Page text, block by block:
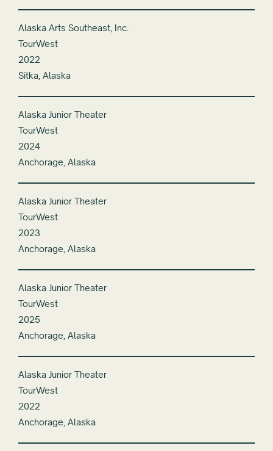
Alaska Arts Southeast, Inc.
TourWest
2022
Sitka, Alaska
Alaska Junior Theater
TourWest
2024
Anchorage, Alaska
Alaska Junior Theater
TourWest
2023
Anchorage, Alaska
Alaska Junior Theater
TourWest
2025
Anchorage, Alaska
Alaska Junior Theater
TourWest
2022
Anchorage, Alaska